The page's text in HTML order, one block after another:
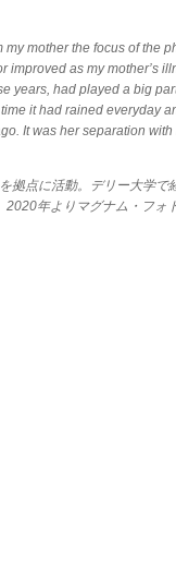
mother the focus of the
as my mother’s
had played a big
it had rained everyday
It was her separation
拠点に活動。デリー大学
年よりマグナム・フォ